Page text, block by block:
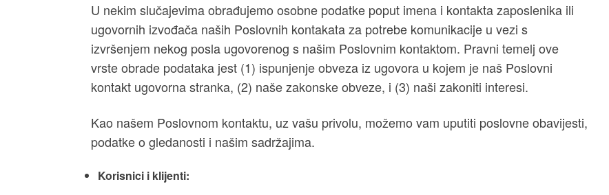
U nekim slučajevima obrađujemo osobne podatke poput imena i kontakta zaposlenika ili
ugovornih izvođača naših Poslovnih kontakata za potrebe komunikacije u vezi s
izvršenjem nekog posla ugovorenog s našim Poslovnim kontaktom. Pravni temelj ove
vrste obrade podataka jest (1) ispunjenje obveza iz ugovora u kojem je naš Poslovni
kontakt ugovorna stranka, (2) naše zakonske obveze, i (3) naši zakoniti interesi.
Kao našem Poslovnom kontaktu, uz vašu privolu, možemo vam uputiti poslovne obavijesti,
podatke o gledanosti i našim sadržajima.
Korisnici i klijenti: